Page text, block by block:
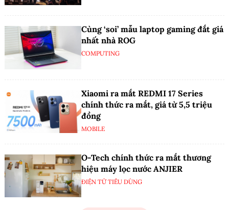
Cùng ‘soi’ mẫu laptop gaming đắt giá
nhất nhà ROG
COMPUTING
Xiaomi ra mắt REDMI 17 Series
chính thức ra mắt, giá từ 5,5 triệu
đồng
MOBILE
O-Tech chính thức ra mắt thương
hiệu máy lọc nước ANJIER
ĐIỆN TỬ TIÊU DÙNG